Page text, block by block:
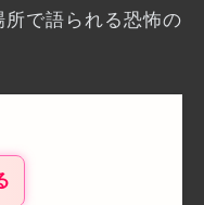
で語られる恐怖の